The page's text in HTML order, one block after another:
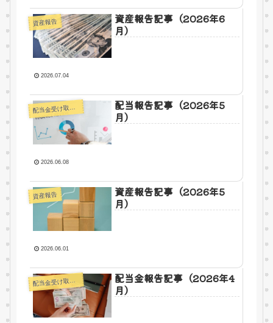
資産報告
資産報告記事（2026年6
月）
2026.07.04
配
当金受け取り報告
配当報告記事（2026年5
月）
2026.06.08
資産報告
資産報告記事（2026年5
月）
2026.06.01
配
当金受け取り報告
配当金報告記事（2026年4
月）